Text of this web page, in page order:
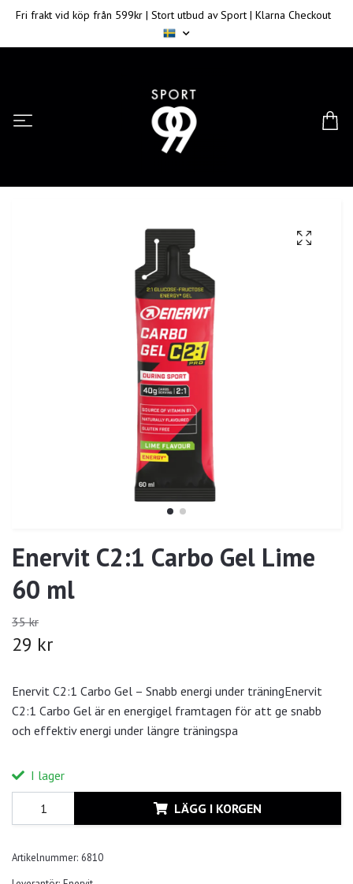
Fri frakt vid köp från 599kr | Stort utbud av Sport | Klarna Checkout
Enervit C2:1 Carbo Gel Lime
60 ml
35 kr
29 kr
Enervit C2:1 Carbo Gel – Snabb energi under träningEnervit
C2:1 Carbo Gel är en energigel framtagen för att ge snabb
och effektiv energi under längre träningspa
I lager
LÄGG I KORGEN
Artikelnummer: 6810